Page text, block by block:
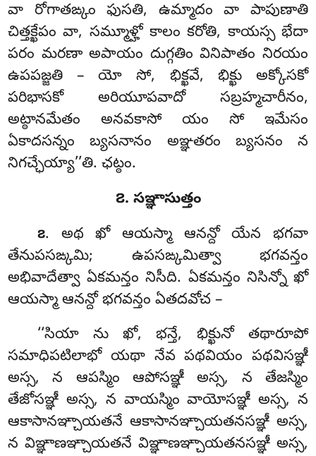
వా రోగాతఙ్కం ఫుసతి, ఉమ్మాదం వా పాపుణాతి
చిత్తక్ఖేపం వా, సమ్మూళ్హో కాలం కరోతి, కాయస్స భేదా
పరం మరణా అపాయం దుగ్గతిం వినిపాతం నిరయం
ఉపపజ్జతి – యో సో, భిక్ఖవే, భిక్ఖు అక్కోసకో
పరిభాసకో అరియూపవాదో సబ్రహ్మచారీనం,
అట్ఠానమేతం అనవకాసో యం సో ఇమేసం
ఏకాదసన్నం బ్యసనానం అఞ్ఞతరం బ్యసనం న
నిగచ్ఛేయ్యా’’తి. ఛట్ఠం.
౭. సఞ్ఞాసుత్తం
౭. అథఖో ఆయస్మా ఆనన్దో యేన భగవా
తేనుపసఙ్కమి; ఉపసఙ్కమిత్వా భగవన్తం
అభివాదేత్వా ఏకమన్తం నిసీది. ఏకమన్తం నిసిన్నో ఖో
ఆయస్మా ఆనన్దో భగవన్తం ఏతదవోచ –
‘‘సియా ను ఖో, భన్తే, భిక్ఖునో తథారూపో
సమాధిపటిలాభో యథా నేవ పథవియం పథవిసఞ్ఞీ
అస్స, న ఆపస్మిం ఆపోసఞ్ఞీ అస్స, న తేజస్మిం
తేజోసఞ్ఞీ అస్స, న వాయస్మిం వాయోసఞ్ఞీ అస్స, న
ఆకాసానఞ్చాయతనే ఆకాసానఞ్చాయతనసఞ్ఞీ అస్స,
న విఞ్ఞాణఞ్చాయతనే విఞ్ఞాణఞ్చాయతనసఞ్ఞీ అస్స,